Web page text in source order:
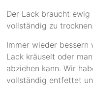
Der Lack braucht ewig
vollständig zu trocknen.
Immer wieder bessern
Lack kräuselt oder
abziehen kann. Wir
vollständig entfettet